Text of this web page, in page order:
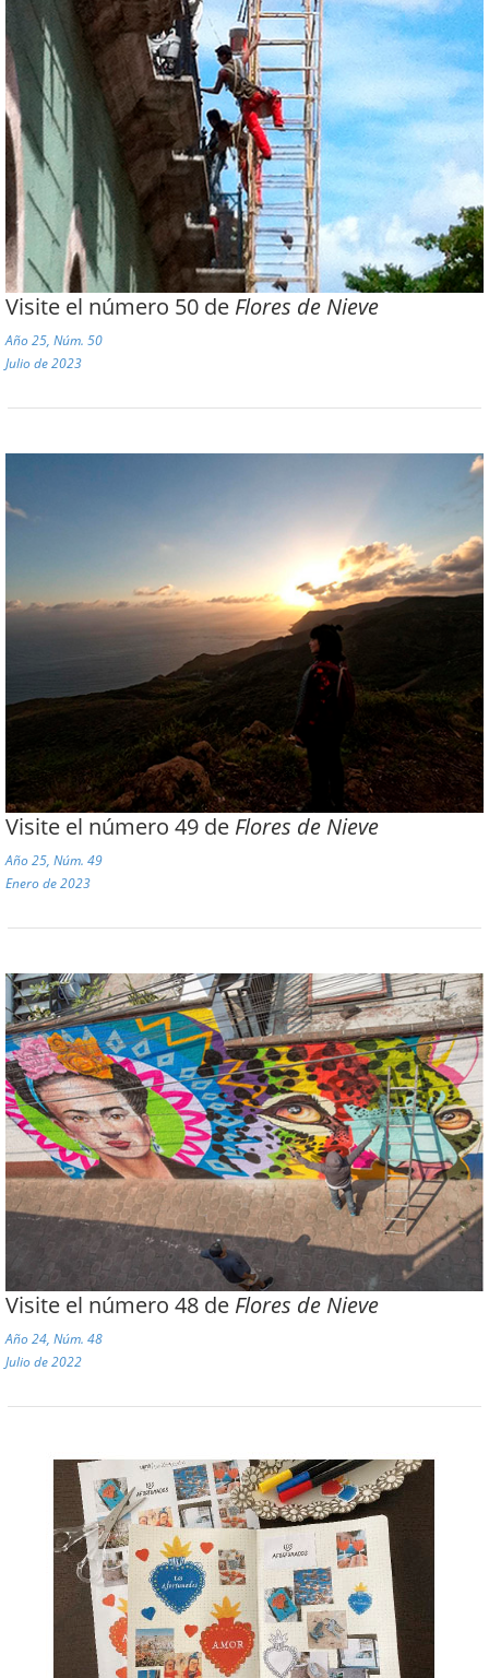
Visite el número 50 de Flores de Nieve
Año 25, Núm. 50
Julio de 2023
Visite el número 49 de Flores de Nieve
Año 25, Núm. 49
Enero de 2023
Visite el número 48 de Flores de Nieve
Año 24, Núm. 48
Julio de 2022